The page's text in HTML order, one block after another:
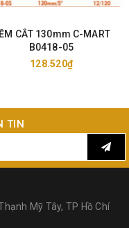
cao chất lượng sản phẩm
MART Tools cũng có
sản phẩm chuẩn mực
sản phẩm kể đến từ
kẹp phổ thông đến các
nghiệp. v..v...
CẮT 130mm C-MART
B0418-05
128.520₫
TIN
Mỹ Tây, TP Hồ Chí